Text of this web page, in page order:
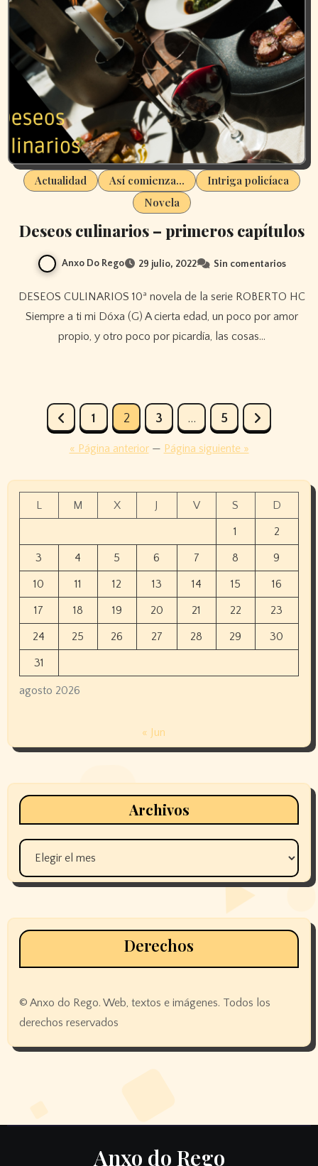
Actualidad Así comienza...
Intriga policíaca
Novela
Deseos culinarios – primeros capítulos
Anxo Do Rego 29 julio, 2022 Sin comentarios
DESEOS CULINARIOS 10ª novela de la serie ROBERTO HC
Siempre a ti mi Dóxa (G) A cierta edad, un poco por amor
propio, y otro poco por picardía, las cosas…
Paginación
entradas
1 2 3 … 5
« Página anterior— Página siguiente »
agosto 2026
L M X J V S D
1 2
3 4 5 6 7 8 9
10 11 12 13 14 15 16
17 18 19 20 21 22 23
24 25 26 27 28 29 30
31
« Jun
Archivos
Archivos
Derechos
© Anxo do Rego. Web, textos e imágenes. Todos los
derechos reservados
Anxo do Rego